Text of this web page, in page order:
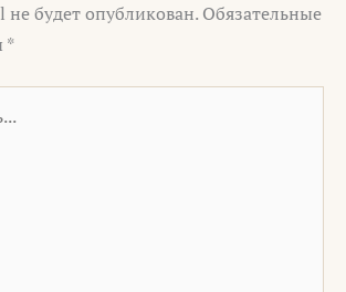
не будет опубликован. Обязательные
*